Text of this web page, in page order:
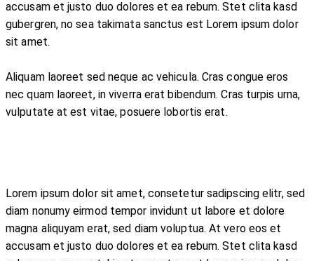
accusam et justo duo dolores et ea rebum. Stet clita kasd
gubergren, no sea takimata sanctus est Lorem ipsum dolor
sit amet.
Aliquam laoreet sed neque ac vehicula. Cras congue eros
nec quam laoreet, in viverra erat bibendum. Cras turpis urna,
vulputate at est vitae, posuere lobortis erat.
Lorem ipsum dolor sit amet, consetetur sadipscing elitr, sed
diam nonumy eirmod tempor invidunt ut labore et dolore
magna aliquyam erat, sed diam voluptua. At vero eos et
accusam et justo duo dolores et ea rebum. Stet clita kasd